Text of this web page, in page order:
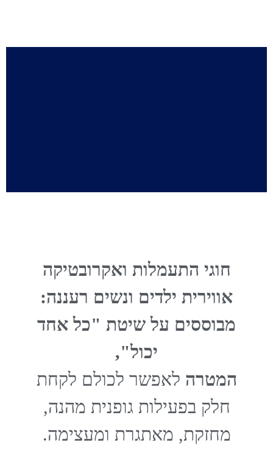
חוגי התעמלות ואקרובטיקה
אווירית ילדים ונשים רעננה:
מבוססים על שיטת "כל אחד
יכול",
המטרה לאפשר לכולם לקחת
חלק בפעילות גופנית מהנה,
מחזקת, מאתגרת ומעצימה.